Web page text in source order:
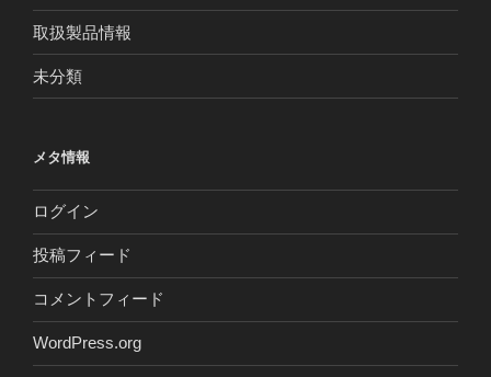
取扱製品情報
未分類
メタ情報
ログイン
投稿フィード
コメントフィード
WordPress.org